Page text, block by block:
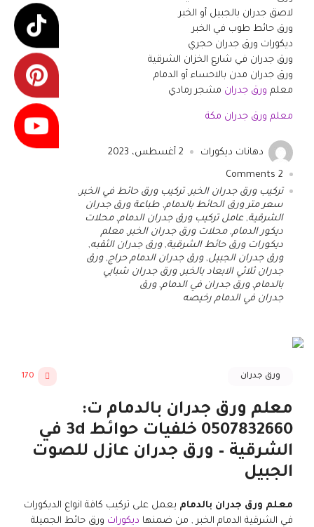
لاصق جدران بالجبيل أو الخبر
ورق حائط طوب في الخبر
ديكورات ورق جدران حجري
ورق جدران في شارع الخزان الشرقية
ورق جدران مدن بالاحساء أو الدمام
معلم ورق جدران مشجر رمادي
معلم ورق جدران مكة
دهانات ديكورات 2 أغسطس، 2023
2
تركيب ورق جدران الخبر ,تركيب ورق حائط في الخبر ,
سعر متر ورق الحائط بالدمام, طباعة ورق جدران
الشرقية, عامل تركيب ورق جدران الدمام,محلات
ديكور الدمام,محلات ورق جدران الخبر ,معلم
ديكورات ورق حائط الشرقية,ورق جدران الثقبه,
ورق جدران الجبيل,ورق جدران الدمام حراج,ورق
جدران ثلاثي الابعاد بالخبر ,ورق جدران شبابي
بالدمام,ورق جدران في الدمام,ورق
جدران في الدمام رخيصه
ورق جدران 170
معلم ورق جدران بالدمام ت:
0507832660 خلفيات حوائط 3d في
الشرقية – ورق جدران عازل للصوت
الجبيل
معلم ورق جدران بالدمام يعمل على تركيب كافة انواع الديكورات
في الشرقية الدمام الخبر , من ضمنها ديكورات ورق حائط الجميلة